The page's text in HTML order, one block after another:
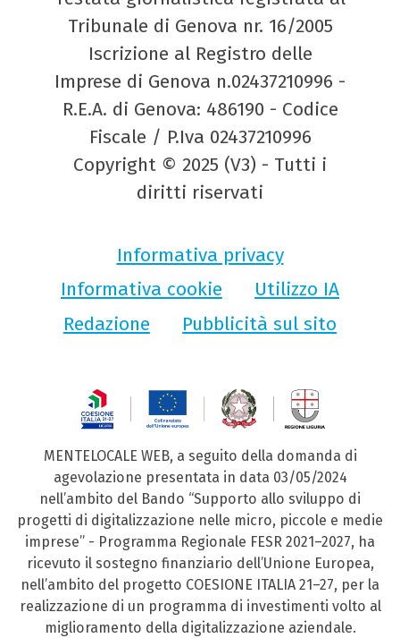
Tribunale di Genova nr. 16/2005
Iscrizione al Registro delle
Imprese di Genova n.02437210996 -
R.E.A. di Genova: 486190 - Codice
Fiscale / P.Iva 02437210996
Copyright © 2025 (V3) - Tutti i
diritti riservati
Informativa privacy
Informativa cookie
Utilizzo IA
Redazione
Pubblicità sul sito
MENTELOCALE WEB, a seguito della domanda di
agevolazione presentata in data 03/05/2024
nell’ambito del Bando “Supporto allo sviluppo di
progetti di digitalizzazione nelle micro, piccole e medie
imprese” - Programma Regionale FESR 2021–2027, ha
ricevuto il sostegno finanziario dell’Unione Europea,
nell’ambito del progetto COESIONE ITALIA 21–27, per la
realizzazione di un programma di investimenti volto al
miglioramento della digitalizzazione aziendale.